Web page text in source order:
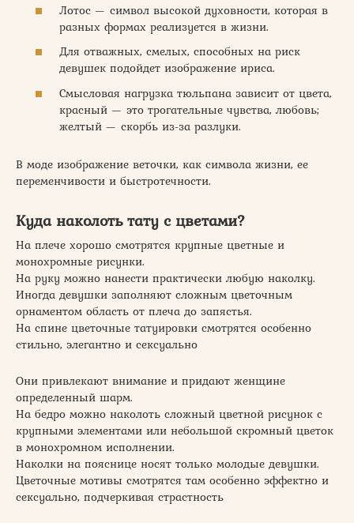
Лотос — символ высокой духовности, которая в
разных формах реализуется в жизни.
Для отважных, смелых, способных на риск
девушек подойдет изображение ириса.
Смысловая нагрузка тюльпана зависит от цвета,
красный — это трогательные чувства, любовь;
желтый — скорбь из-за разлуки.
В моде изображение веточки, как символа жизни, ее
переменчивости и быстротечности.
Куда наколоть тату с цветами?
На плече хорошо смотрятся крупные цветные и
монохромные рисунки.
На руку можно нанести практически любую наколку.
Иногда девушки заполняют сложным цветочным
орнаментом область от плеча до запястья.
На спине цветочные татуировки смотрятся особенно
стильно, элегантно и сексуально
Они привлекают внимание и придают женщине
определенный шарм.
На бедро можно наколоть сложный цветной рисунок с
крупными элементами или небольшой скромный цветок
в монохромном исполнении.
Наколки на пояснице носят только молодые девушки.
Цветочные мотивы смотрятся там особенно эффектно и
сексуально, подчеркивая страстность